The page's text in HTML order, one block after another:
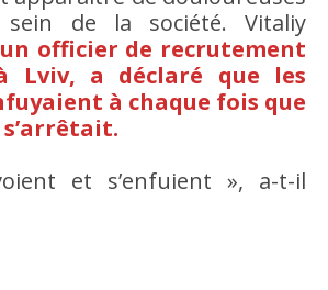
sein de la société. Vitaliy
un officier de recrutement
Lviv, a déclaré que les
à chaque fois que
et s’enfuient », a-t-il